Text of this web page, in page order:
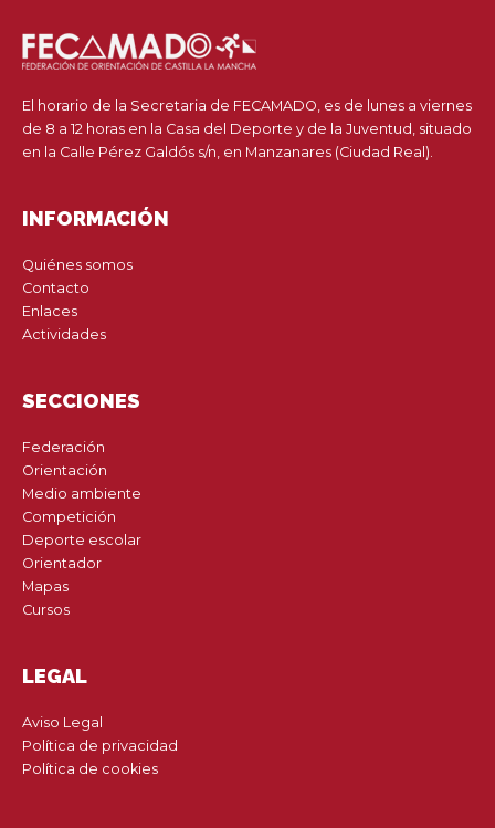
El horario de la Secretaria de FECAMADO, es de lunes a viernes
de 8 a 12 horas en la Casa del Deporte y de la Juventud, situado
en la Calle Pérez Galdós s/n, en Manzanares (Ciudad Real).
INFORMACIÓN
Quiénes somos
Contacto
Enlaces
Actividades
SECCIONES
Federación
Orientación
Medio ambiente
Competición
Deporte escolar
Orientador
Mapas
Cursos
LEGAL
Aviso Legal
Política de privacidad
Política de cookies